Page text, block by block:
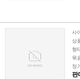
사
상
형
묶
정
판